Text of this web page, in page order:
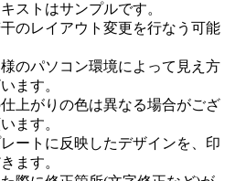
ストはサンプルです。
のレイアウト変更を行なう可能
のパソコン環境によって見え方
ます。
上がりの色は異なる場合がござ
ます。
ートに反映したデザインを、印
ます。